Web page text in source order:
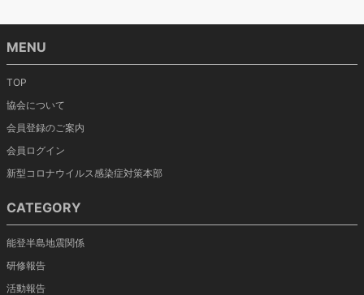
MENU
TOP
協会について
会員登録のご案内
会員ログイン
新型コロナウイルス感染症対策本部
CATEGORY
能登半島地震関係
研修報告
活動報告